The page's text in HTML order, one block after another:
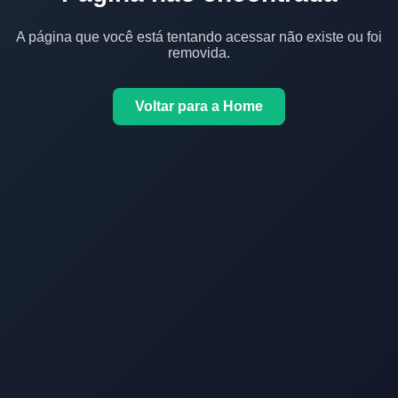
A página que você está tentando acessar não existe ou foi
removida.
Voltar para a Home